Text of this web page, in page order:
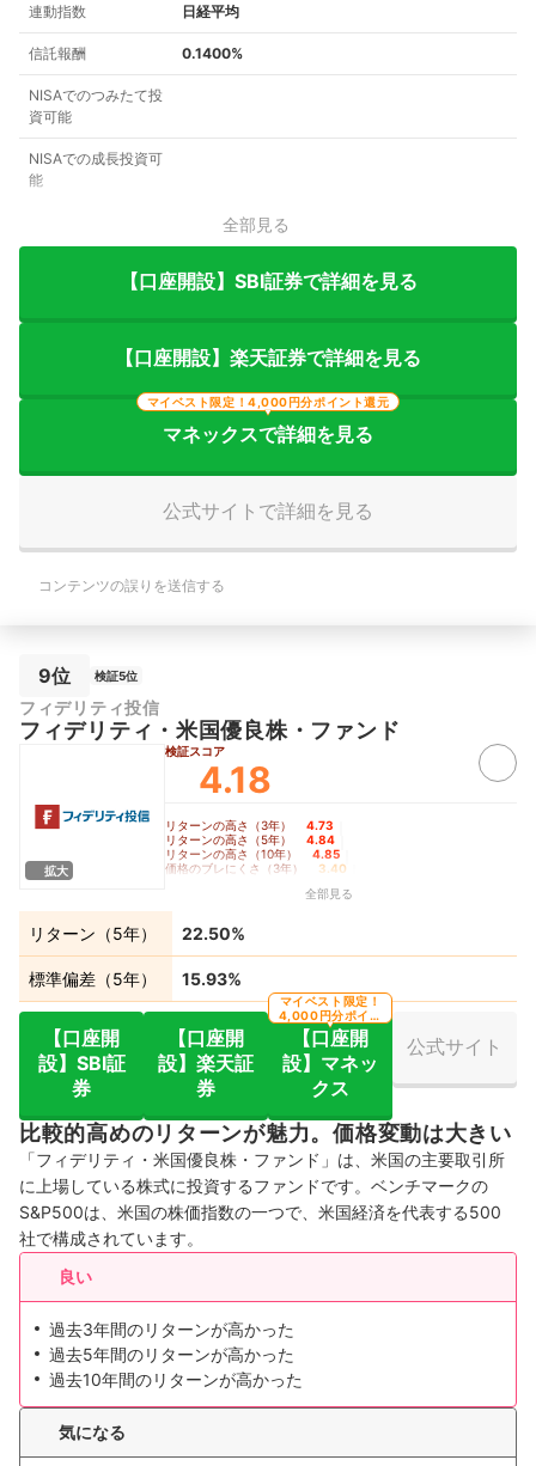
連動指数 日経平均
信託報酬 0.1400%
NISAでのつみたて投
資可能
NISAでの成長投資可
能
全部見る
【口座開設】SBI証券で詳細を見る
【口座開設】楽天証券で詳細を見る
マネックスで詳細を見る
マイベスト限定！4,000円分ポイント還元
公式サイトで詳細を見る
コンテンツの誤りを送信する
9位 検証5位
フィデリティ投信
フィデリティ・米国優良株・ファンド
拡大
検証スコア
4.18
リターンの高さ（3年） 4.73
リターンの高さ（5年） 4.84
リターンの高さ（10年） 4.85
価格のブレにくさ（3年） 3.40
価格のブレにくさ（10年） 3.64
コロナショック時の耐久度
全部見る
リターン（5年） 22.50%
標準偏差（5年） 15.93%
【口座開
設】SBI証
券
【口座開
設】楽天証
券
【口座開
設】マネッ
クス
マイベスト限定！
4,000円分ポイン
ト還元
公式サイト
比較的高めのリターンが魅力。価格変動は大きい
「フィデリティ・米国優良株・ファンド」は、米国の主要取引所
に上場している株式に投資するファンドです。ベンチマークの
S&P500は、米国の株価指数の一つで、米国経済を代表する500
社で構成されています。
良い
過去3年間のリターンが高かった
過去5年間のリターンが高かった
過去10年間のリターンが高かった
気になる